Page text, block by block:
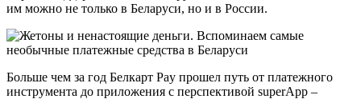
им можно не только в Беларуси, но и в России.
Больше чем за год Белкарт Pay прошел путь от платежного
инструмента до приложения с перспективой superApp –